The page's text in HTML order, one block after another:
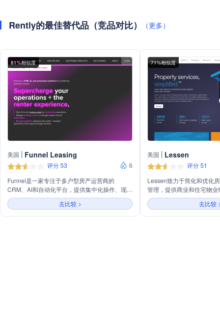
Rently的最佳替代品（竞品对比） （更多）
81%相似度
美国 Funnel Leasing
评分 53
6
Funnel是一家专注于多户型房产运营商的
CRM、AI和自动化平台，提供集中化操作、现代
AI和自动化解决方案，以优化租户和居民体验。
主营业务包括多户型CRM、虚拟助理、在线租
赁、ResApp、内容聚合和集成服务。Funnel致
去比较 >
71%相似度
美国 Lessen
评分 51
Lessen致力于简化和优化
管理，提供商业和住宅物
维修、资本项目、翻新和
专业人才和全国合格供应
客户快速将资产推向市场
去比较